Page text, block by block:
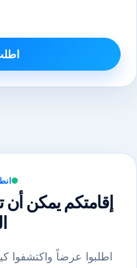
إقامتكم يمكن